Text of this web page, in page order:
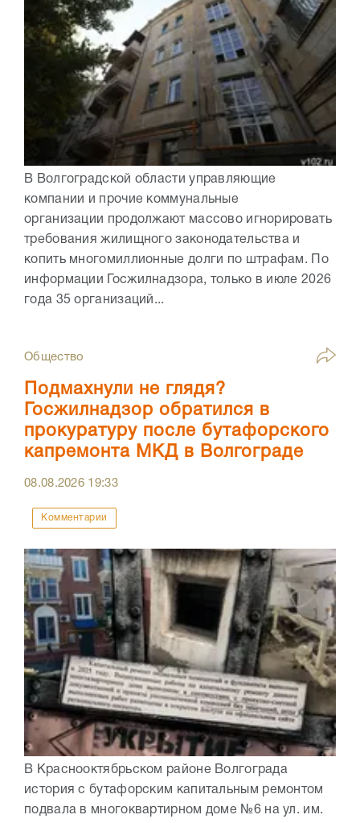
В Волгоградской области управляющие
компании и прочие коммунальные
организации продолжают массово игнорировать
требования жилищного законодательства и
копить многомиллионные долги по штрафам. По
информации Госжилнадзора, только в июле 2026
года 35 организаций...
Общество
Подмахнули не глядя?
Госжилнадзор обратился в
прокуратуру после бутафорского
капремонта МКД в Волгограде
08.08.2026 19:33
Комментарии
В Краснооктябрьском районе Волгограда
история с бутафорским капитальным ремонтом
подвала в многоквартирном доме №6 на ул. им.